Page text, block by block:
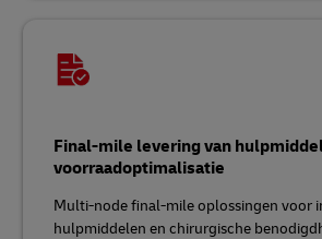
Final-mile levering van
voorraadoptimalisatie
Multi-node final-mile oplossingen voor
hulpmiddelen en chirurgische